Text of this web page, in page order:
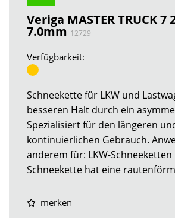
Veriga MASTER TRUCK 7
7.0mm 12729
Verfügbarkeit:
Schneekette für LKW und
besseren Halt durch ein
Spezialisiert für den längeren
kontinuierlichen Gebrauch.
anderem für: LKW-Schneeketten
Schneekette hat eine
merken